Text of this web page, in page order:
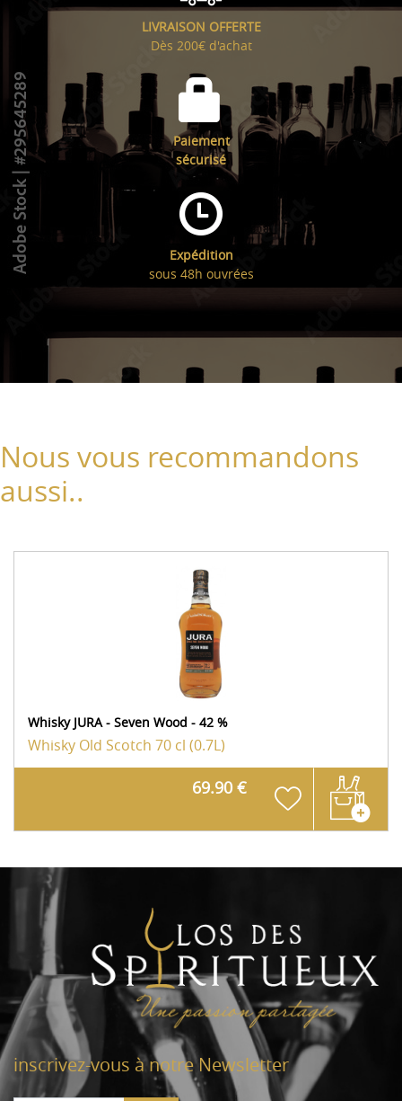
LIVRAISON OFFERTE
Dès 200€ d'achat
Paiement
sécurisé
Expédition
sous 48h ouvrées
Nous vous recommandons
aussi..
Whisky JURA - Seven Wood - 42 %
Whisky Old Scotch 70 cl (0.7L)
69.90 €
inscrivez-vous à notre Newsletter